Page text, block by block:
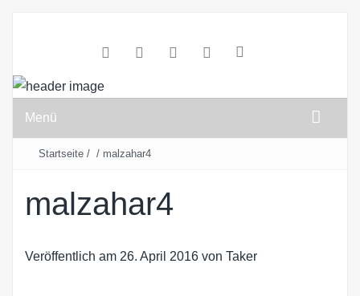
Menü
Startseite / / malzahar4
malzahar4
Veröffentlich am 26. April 2016 von Taker